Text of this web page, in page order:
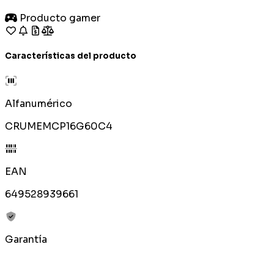
Producto gamer
Características del producto
Alfanumérico
CRUMEMCP16G60C4
EAN
649528939661
Garantía